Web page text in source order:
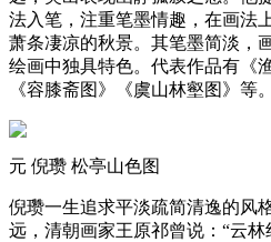
法入笔，注重笔墨情趣，在画法
萧条凄凉的秋景。其笔墨简淡，
绘画中独具特色。代表作品有《
《容膝斋图》《虞山林壑图》等。
元 倪瓒 松亭山色图
倪瓒一生追求平淡疏简清逸的风
远，清朝画家王原祁曾说：“云林